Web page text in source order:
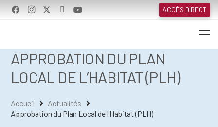
ACCÈS DIRECT
APPROBATION DU PLAN
LOCAL DE L’HABITAT (PLH)
Accueil
Actualités
Approbation du Plan Local de l’Habitat (PLH)